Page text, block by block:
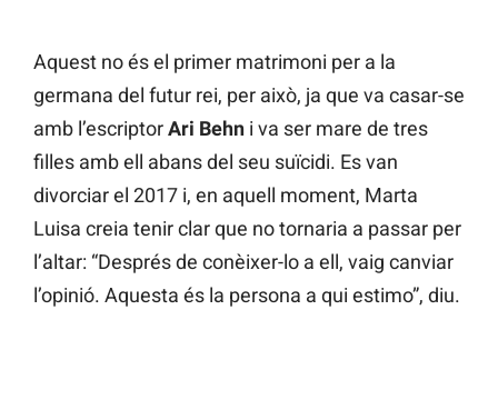
Aquest no és el primer matrimoni per a la
germana del futur rei, per això, ja que va casar-se
amb l’escriptorAri Behn i va ser mare de tres
filles amb ell abans del seu suïcidi. Es van
divorciar el 2017 i, en aquell moment, Marta
Luisa creia tenir clar que no tornaria a passar per
l’altar: “Després de conèixer-lo a ell, vaig canviar
l’opinió. Aquesta és la persona a qui estimo”, diu.